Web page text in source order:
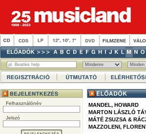
Felhasználónév
Jelszó
MANDEL, HOWARD
MARTON LÁSZLÓ
MÁTÉ ZSUZSA &
MAZZOLENI,